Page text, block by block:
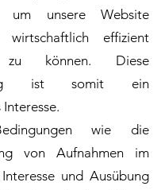
um unsere Website
effizient
zu können. Diese
ist somit ein
wie die
von Aufnahmen im
und Ausübung